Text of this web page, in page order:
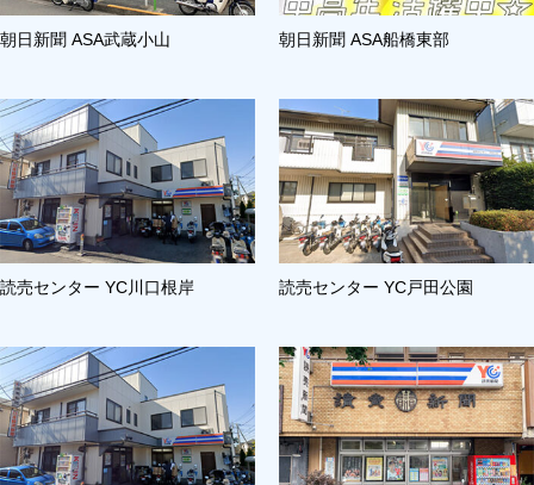
朝日新聞 ASA武蔵小山 朝日新聞 ASA船橋東部
読売センター YC川口根岸 読売センター YC戸田公園